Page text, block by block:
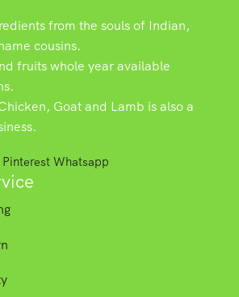
from the souls of Indian,
cousins.
fruits whole year available
Goat and Lamb is also a
Pinterest Whatsapp